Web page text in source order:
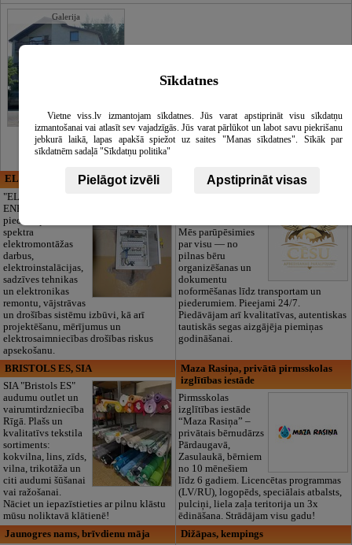
Galerija
ELECTRIC ENERGY
"ELECTRIC
ENERGY Kandava"
piedāvā pilna
spektra
elektromontāžas
darbus,
elektroinstalācijas,
sadzīves tehnikas
un elektronikas
remontu, vājstrāvas
un drošības sistēmu izbūvi, kā arī
projektēšanu, mērījumus un
elektrosaimniecības drošības riskus
apsekošanu.
CĒSU APBEDĪŠANAS
Mēs parūpēsimies
par visu — no
pilnas bēru
organizēšanas un
dokumentu
noformēšanas līdz transportam un
piederumiem. Pieejami 24/7.
Piedāvājam arī kvalitatīvas, autentiskas
tautiskās segas aizgājēja piemiņas
godināšanai.
BRISTOLS ES, SIA
SIA "Bristols ES"
audumu outlet un
vairumtirdzniecība
Rīgā. Plašs un
kvalitatīvs tekstila
sortiments:
kokvilna, lins, zīds,
vilna, trikotāža un
citi audumi šūšanai
vai ražošanai.
Nāciet un iepazīstieties ar pilnu klāstu
mūsu noliktavā klātienē!
Maza Rasiņa, privātā pirmsskolas
izglītības iestāde
Pirmsskolas
izglītības iestāde
“Maza Rasiņa” –
privātais bērnudārzs
Pārdaugavā,
Zasulaukā, bērniem
no 10 mēnešiem
līdz 6 gadiem. Licencētas programmas
(LV/RU), logopēds, speciālais atbalsts,
pulciņi, liela zaļa teritorija un 3x
ēdināšana. Strādājam visu gadu!
Jaunogres nams, brīvdienu māja
Dižāpas, kempings
Sīkdatnes
Vietne viss.lv izmantojam sīkdatnes. Jūs varat apstiprināt visu sīkdatņu
izmantošanai vai atlasīt sev vajadzīgās. Jūs varat pārlūkot un labot savu piekrišanu
jebkurā laikā, lapas apakšā spiežot uz saites "Manas sīkdatnes". Sīkāk par
sīkdatnēm sadaļā "Sīkdatņu politika"
Pielāgot izvēli Apstiprināt visas